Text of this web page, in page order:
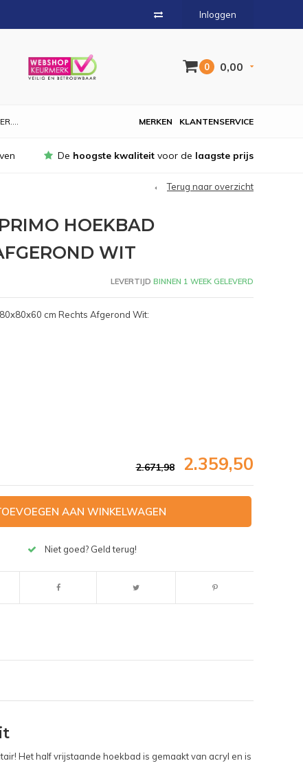
Inloggen
0 0,00
KLANTENSERVICE
MERKEN
De hoogste kwaliteit voor de laagste prijs
Terug naar overzicht
Afbeelding vergroten
HOEKBAD
WIT
LEVERTIJD BINNEN 1 WEEK GELEVERD
cm Rechts Afgerond Wit:
2.671,98 2.359,50
AAN WINKELWAGEN
Niet goed? Geld terug!
Het half vrijstaande hoekbad is gemaakt van acryl en is